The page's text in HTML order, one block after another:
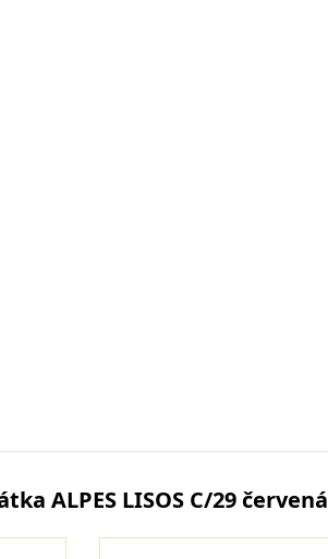
ALPES LISOS C/29 červená